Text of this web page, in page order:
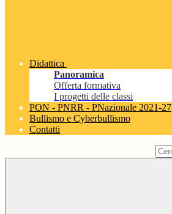
Didattica
Panoramica
Offerta formativa
I progetti delle classi
PON - PNRR - PNazionale 2021-27
Bullismo e Cyberbullismo
Contatti